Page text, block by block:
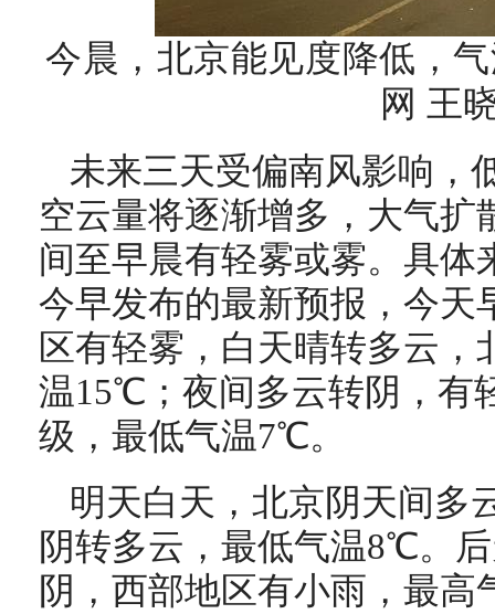
今晨，北京能见度降低，
网 王
未来三天受偏南风影响，
空云量将逐渐增多，大气扩
间至早晨有轻雾或雾。具体
今早发布的最新预报，今天
区有轻雾，白天晴转多云，
温15℃；夜间多云转阴，有
级，最低气温7℃。
明天白天，北京阴天间多
阴转多云，最低气温8℃。
阴，西部地区有小雨，最